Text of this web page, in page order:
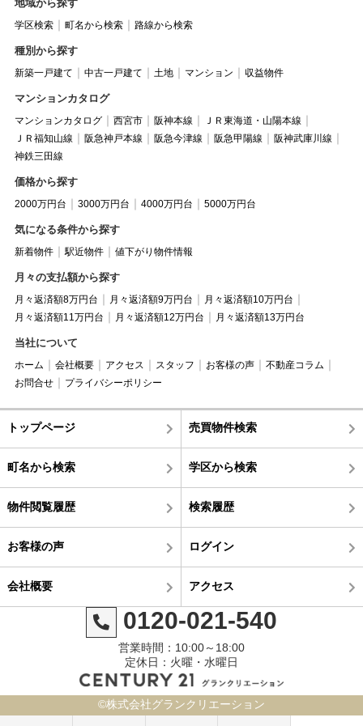
地域から探す
学区検索 町名から検索 路線から検索
種別から探す
新築一戸建て 中古一戸建て 土地 マンション 収益物件
マンションカタログ
マンションカタログ 西宮市 阪神本線
ＪＲ東海道・山陽本線
ＪＲ福知山線
阪急神戸本線 阪急今津線 阪急甲陽線
阪神武庫川線
神鉄三田線
価格から探す
2000万円台 3000万円台 4000万円台 5000万円台
気になる条件から探す
新着物件 駅近物件 値下がり物件情報
月々の支払額から探す
月々返済額8万円台 月々返済額9万円台
月々返済額10万円台
月々返済額11万円台
月々返済額12万円台 月々返済額13万円台
当社について
ホーム 会社概要 アクセス スタッフ お客様の声
不動産コラム
お問合せ
プライバシーポリシー
トップページ 売買物件検索
町名から検索 学区から検索
物件閲覧履歴 検索履歴
お客様の声 ログイン
会社概要 アクセス
0120-021-540
営業時間：10:00～18:00
定休日：火曜・水曜日
©株式会社グランクリエーション